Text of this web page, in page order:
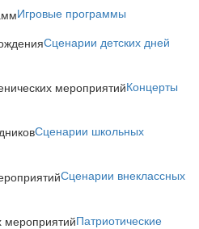
Игровые программы
Сценарии детских дней
Концерты
Сценарии школьных
Сценарии внеклассных
Патриотические